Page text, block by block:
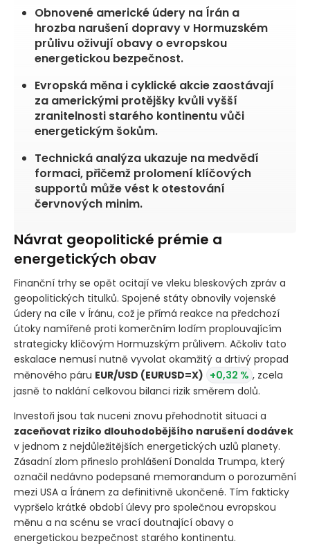
Obnovené americké údery na Írán a
hrozba narušení dopravy v Hormuzském
průlivu oživují obavy o evropskou
energetickou bezpečnost.
Evropská měna i cyklické akcie zaostávají
za americkými protějšky kvůli vyšší
zranitelnosti starého kontinentu vůči
energetickým šokům.
Technická analýza ukazuje na medvědí
formaci, přičemž prolomení klíčových
supportů může vést k otestování
červnových minim.
Návrat geopolitické prémie a
energetických obav
Finanční trhy se opět ocitají ve vleku bleskových zpráv a
geopolitických titulků. Spojené státy obnovily vojenské
údery na cíle v Íránu, což je přímá reakce na předchozí
útoky namířené proti komerčním lodím proplouvajícím
strategicky klíčovým Hormuzským průlivem. Ačkoliv tato
eskalace nemusí nutně vyvolat okamžitý a drtivý propad
měnového páru EUR/USD (EURUSD=X) +0,32 % , zcela
jasně to naklání celkovou bilanci rizik směrem dolů.
Investoři jsou tak nuceni znovu přehodnotit situaci a
zaceňovat riziko dlouhodobějšího narušení dodávek
v jednom z nejdůležitějších energetických uzlů planety.
Zásadní zlom přineslo prohlášení Donalda Trumpa, který
označil nedávno podepsané memorandum o porozumění
mezi USA a Íránem za definitivně ukončené. Tím fakticky
vypršelo krátké období úlevy pro společnou evropskou
měnu a na scénu se vrací doutnající obavy o
energetickou bezpečnost starého kontinentu.